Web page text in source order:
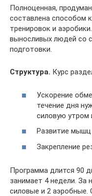
Полноценная,
составлена способом
тренировок и
выносливых людей со
подготовки.
Структура. Курс
Ускорение
течение дня
силовую утром
Развитие мышц
Закрепление
Программа длится 90
занимает 4 недели. За
силовые и 2 аэробные.